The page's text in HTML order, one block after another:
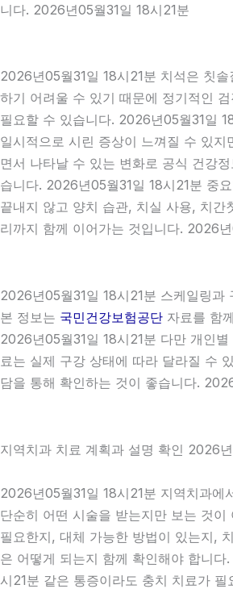
니다. 2026년05월31일 18시21분
2026년05월31일 18시21분 치석은 칫
하기 어려울 수 있기 때문에 정기적인
필요할 수 있습니다. 2026년05월31일
일시적으로 시린 증상이 느껴질 수 있지
면서 나타날 수 있는 변화로 공식 건강
습니다. 2026년05월31일 18시21분 중
끝내지 않고 양치 습관, 치실 사용, 치간
리까지 함께 이어가는 것입니다. 2026
2026년05월31일 18시21분 스케일링과
본 정보는 국민건강보험공단 자료를 함
2026년05월31일 18시21분 다만 개인
료는 실제 구강 상태에 따라 달라질 수
담을 통해 확인하는 것이 좋습니다.
지역치과 치료 계획과 설명 확인 2026
2026년05월31일 18시21분 지역치과에
단순히 어떤 시술을 받는지만 보는 것이
필요한지, 대체 가능한 방법이 있는지,
은 어떻게 되는지 함께 확인해야 합니다
시21분 같은 통증이라도 충치 치료가 필